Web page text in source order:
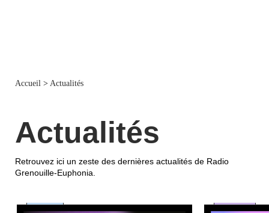
Accueil > Actualités
Actualités
Retrouvez ici un zeste des dernières actualités de Radio
Grenouille-Euphonia.